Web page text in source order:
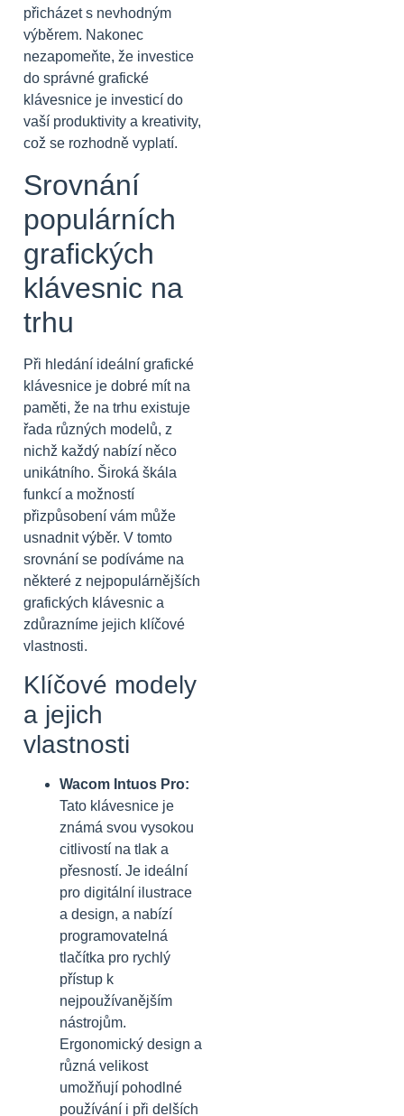
přicházet s nevhodným
výběrem. Nakonec
nezapomeňte, že investice
do správné grafické
klávesnice je investicí do
vaší produktivity a kreativity,
což se rozhodně vyplatí.
Srovnání
populárních
grafických
klávesnic na
trhu
Při hledání ideální grafické
klávesnice je dobré mít na
paměti, že na trhu existuje
řada různých modelů, z
nichž každý nabízí něco
unikátního. Široká škála
funkcí a možností
přizpůsobení vám může
usnadnit výběr. V tomto
srovnání se podíváme na
některé z nejpopulárnějších
grafických klávesnic a
zdůrazníme jejich klíčové
vlastnosti.
Klíčové modely
a jejich
vlastnosti
Wacom Intuos Pro:
Tato klávesnice je
známá svou vysokou
citlivostí na tlak a
přesností. Je ideální
pro digitální ilustrace
a design, a nabízí
programovatelná
tlačítka pro rychlý
přístup k
nejpoužívanějším
nástrojům.
Ergonomický design a
různá velikost
umožňují pohodlné
používání i při delších